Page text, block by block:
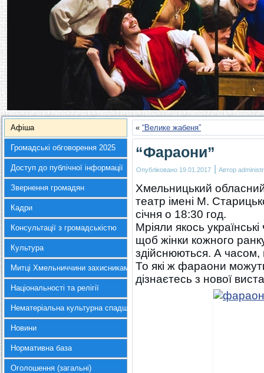
Афіша
Громадські обговорення 2025
Доступ до публічної інформації
Звернення громадян
Кадри
Консультації з громадськістю
Культура
Митці Хмельниччини захисникам України
Національності та релігії
Нематеріальна культурна спадщина
Новини
Нормативна база
Оголошення (загальні)
« “Велике жабеня”
“Фараони”
Опубліковано 19.01.2017 | Автор
Хмельницький
театр імені М.
січня о 18:30 год.
Мріяли якось
щоб жінки кожного
здійснюються. А часом,
То які ж фараони
дізнаєтесь з нової